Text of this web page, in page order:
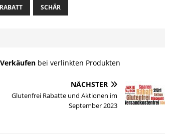
RABATT SCHÄR
bei verlinkten Produkten
NÄCHSTER
Glutenfrei Rabatte und Aktionen im
September 2023